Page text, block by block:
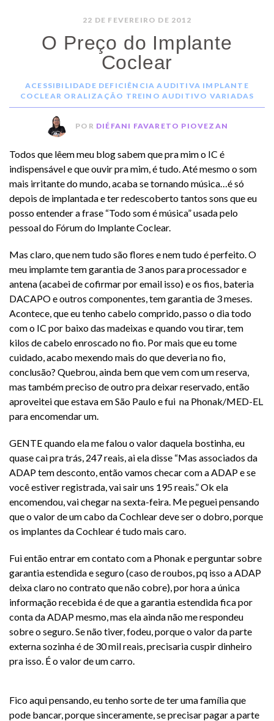
22 DE FEVEREIRO DE 2012
O Preço do Implante
Coclear
ACESSIBILIDADE DEFICIÊNCIA AUDITIVA IMPLANTE
COCLEAR ORALIZAÇÃO TREINO AUDITIVO VARIADAS
POR DIÉFANI FAVARETO PIOVEZAN
Todos que lêem meu blog sabem que pra mim o IC é
indispensável e que ouvir pra mim, é tudo. Até mesmo o som
mais irritante do mundo, acaba se tornando música…é só
depois de implantada e ter redescoberto tantos sons que eu
posso entender a frase “Todo som é música” usada pelo
pessoal do Fórum do Implante Coclear.
Mas claro, que nem tudo são flores e nem tudo é perfeito. O
meu implamte tem garantia de 3 anos para processador e
antena (acabei de cofirmar por email isso) e os fios, bateria
DACAPO e outros componentes, tem garantia de 3 meses.
Acontece, que eu tenho cabelo comprido, passo o dia todo
com o IC por baixo das madeixas e quando vou tirar, tem
kilos de cabelo enroscado no fio. Por mais que eu tome
cuidado, acabo mexendo mais do que deveria no fio,
conclusão? Quebrou, ainda bem que vem com um reserva,
mas também preciso de outro pra deixar reservado, então
aproveitei que estava em São Paulo e fui na Phonak/MED-EL
para encomendar um.
GENTE quando ela me falou o valor daquela bostinha, eu
quase cai pra trás, 247 reais, ai ela disse “Mas associados da
ADAP tem desconto, então vamos checar com a ADAP e se
você estiver registrada, vai sair uns 195 reais.” Ok ela
encomendou, vai chegar na sexta-feira. Me peguei pensando
que o valor de um cabo da Cochlear deve ser o dobro, porque
os implantes da Cochlear é tudo mais caro.
Fui então entrar em contato com a Phonak e perguntar sobre
garantia estendida e seguro (caso de roubos, pq isso a ADAP
deixa claro no contrato que não cobre), por hora a única
informação recebida é de que a garantia estendida fica por
conta da ADAP mesmo, mas ela ainda não me respondeu
sobre o seguro. Se não tiver, fodeu, porque o valor da parte
externa sozinha é de 30 mil reais, precisaria cuspir dinheiro
pra isso. É o valor de um carro.
Fico aqui pensando, eu tenho sorte de ter uma família que
pode bancar, porque sinceramente, se precisar pagar a parte